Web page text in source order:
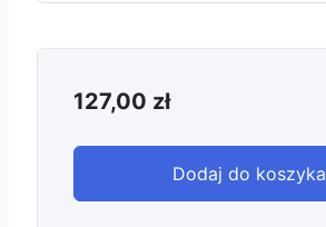
127,00 zł
Dodaj do koszyka